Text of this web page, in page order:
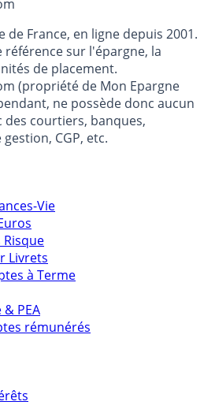
France, en ligne depuis 2001.
sur l'épargne, la
de placement.
(propriété de Mon Epargne
ne possède donc aucun
courtiers, banques,
Vie
Risque
Livrets
à Terme
PEA